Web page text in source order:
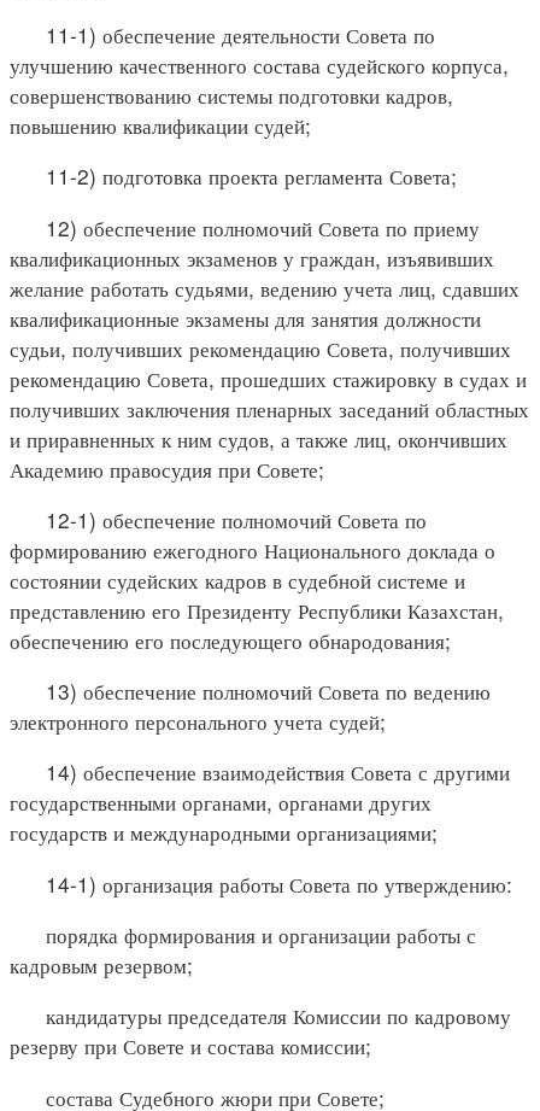
11-1) обеспечение деятельности Совета по
улучшению качественного состава судейского корпуса,
совершенствованию системы подготовки кадров,
повышению квалификации судей;
11-2) подготовка проекта регламента Совета;
12) обеспечение полномочий Совета по приему
квалификационных экзаменов у граждан, изъявивших
желание работать судьями, ведению учета лиц, сдавших
квалификационные экзамены для занятия должности
судьи, получивших рекомендацию Совета, получивших
рекомендацию Совета, прошедших стажировку в судах и
получивших заключения пленарных заседаний областных
и приравненных к ним судов, а также лиц, окончивших
Академию правосудия при Совете;
12-1) обеспечение полномочий Совета по
формированию ежегодного Национального доклада о
состоянии судейских кадров в судебной системе и
представлению его Президенту Республики Казахстан,
обеспечению его последующего обнародования;
13) обеспечение полномочий Совета по ведению
электронного персонального учета судей;
14) обеспечение взаимодействия Совета с другими
государственными органами, органами других
государств и международными организациями;
14-1) организация работы Совета по утверждению:
порядка формирования и организации работы с
кадровым резервом;
кандидатуры председателя Комиссии по кадровому
резерву при Совете и состава комиссии;
состава Судебного жюри при Совете;